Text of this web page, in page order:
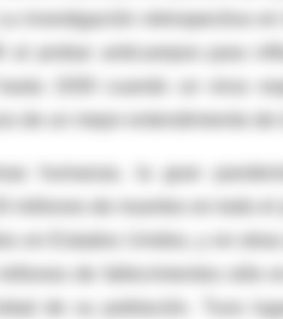
investigación retrospectiva
al probar anticuerpos para
1930 cuando un virus
en Estados Unidos, y en
de fallecimientos sólo
de su población. Tuvo